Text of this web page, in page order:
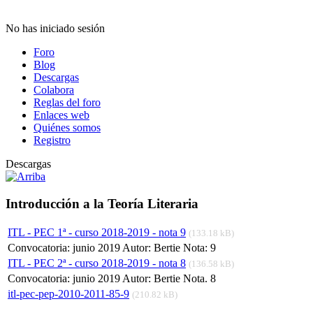
No has iniciado sesión
Foro
Blog
Descargas
Colabora
Reglas del foro
Enlaces web
Quiénes somos
Registro
Descargas
Introducción a la Teoría Literaria
ITL - PEC 1ª - curso 2018-2019 - nota 9 (133.18 kB)
Convocatoria: junio 2019 Autor: Bertie Nota: 9
ITL - PEC 2ª - curso 2018-2019 - nota 8 (136.58 kB)
Convocatoria: junio 2019 Autor: Bertie Nota. 8
itl-pec-pep-2010-2011-85-9 (210.82 kB)